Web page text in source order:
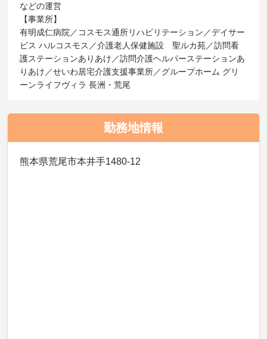
などの運営
【事業所】
有明成仁病院／コスモス通所リハビリテーション／デイサー
ビス ハルコスモス／介護老人保健施設 聖ルカ苑／訪問看
護ステーションありあけ／訪問介護ヘルパーステーションあ
りあけ／せいわ居宅介護支援事業所／グループホーム グリ
ーンライフヴィラ 長洲・荒尾
勤務地情報
熊本県荒尾市本井手1480-12